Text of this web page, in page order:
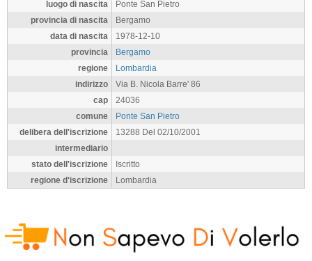
luogo di nascita
Ponte San Pietro
provincia di nascita
Bergamo
data di nascita
1978-12-10
provincia
Bergamo
regione
Lombardia
indirizzo
Via B. Nicola Barre' 86
cap
24036
comune
Ponte San Pietro
delibera dell'iscrizione
13288 Del 02/10/2001
intermediario
stato dell'iscrizione
Iscritto
regione d'iscrizione
Lombardia